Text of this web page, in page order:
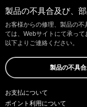
製品の不具合及び、
お客様からの修理、製品の
ては、Webサイトにて承って
以下よりご連絡ください。
製品の不具
お支払について
ポイント利用について